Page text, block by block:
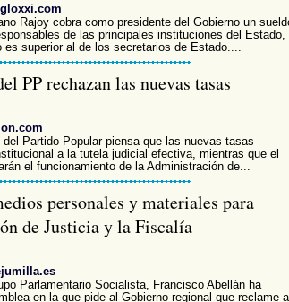
Rajoy cobra como presidente del Gobierno un
de las principales instituciones del Estado,
superior al de los secretarios de Estado....
PP rechazan las nuevas tasas
Partido Popular piensa que las nuevas tasas
a la tutela judicial efectiva, mientras que el
el funcionamiento de la Administración de...
personales y materiales para
de Justicia y la Fiscalía
Parlamentario Socialista, Francisco Abellán ha
en la que pide al Gobierno regional que reclame al